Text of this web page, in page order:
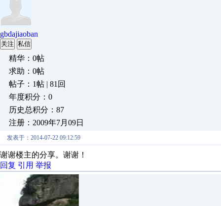
gbdajiaoban
关注 私信
精华：0帖
求助：0帖
帖子：1帖 | 81回
年度积分：0
历史总积分：87
注册：2009年7月09日
发表于：2014-07-22 09:12:59
谢谢楼主的分享。谢谢！
回复 引用 举报